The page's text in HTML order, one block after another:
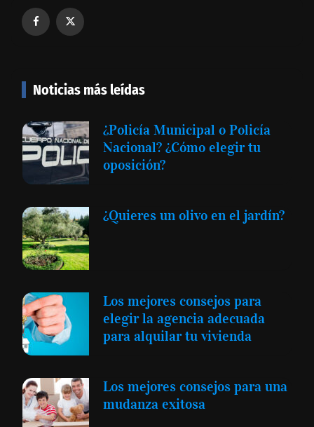
Noticias más leídas
¿Policía Municipal o Policía
Nacional? ¿Cómo elegir tu
oposición?
¿Quieres un olivo en el jardín?
Los mejores consejos para
elegir la agencia adecuada
para alquilar tu vivienda
Los mejores consejos para una
mudanza exitosa